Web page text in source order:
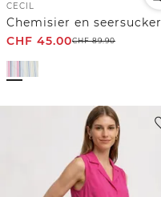
CECIL
Chemisier en seersucker
CHF 45.00CHF89.90